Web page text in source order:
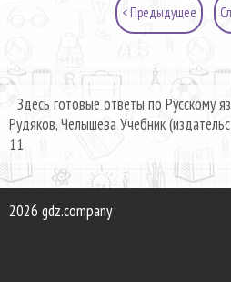
< Предыдущее
Здесь готовые ответы по Русскому
Рудяков, Челышева Учебник
11
2026 gdz.company